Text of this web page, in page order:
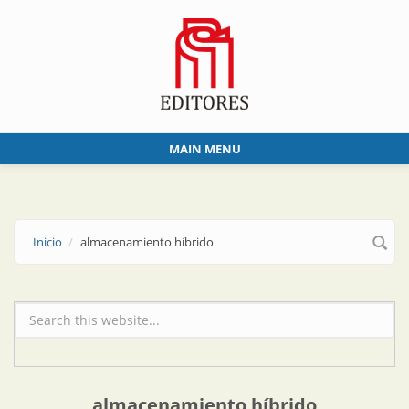
MAIN MENU
Inicio almacenamiento híbrido
Formulario de búsqueda